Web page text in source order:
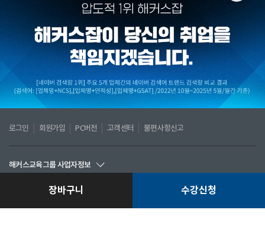
장바구니 수강신청
로그인 회원가입 PC버전 고객센터 불편사항신고
해커스교육그룹 사업자정보
ⓒ Hackers Education Group
CopyrightⓒChampstudy. All Rights Reserved.